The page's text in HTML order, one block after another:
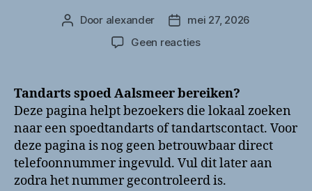
Berichtauteur
Door alexander Berichtdatum
mei 27, 2026
Geen reactiesop
Aalsmeer
bellen?
Telefoonnummer
en
contactinformatie
Tandarts spoed Aalsmeer bereiken?
Deze pagina helpt bezoekers die lokaal zoeken
naar een spoedtandarts of tandartscontact. Voor
deze pagina is nog geen betrouwbaar direct
telefoonnummer ingevuld. Vul dit later aan
zodra het nummer gecontroleerd is.